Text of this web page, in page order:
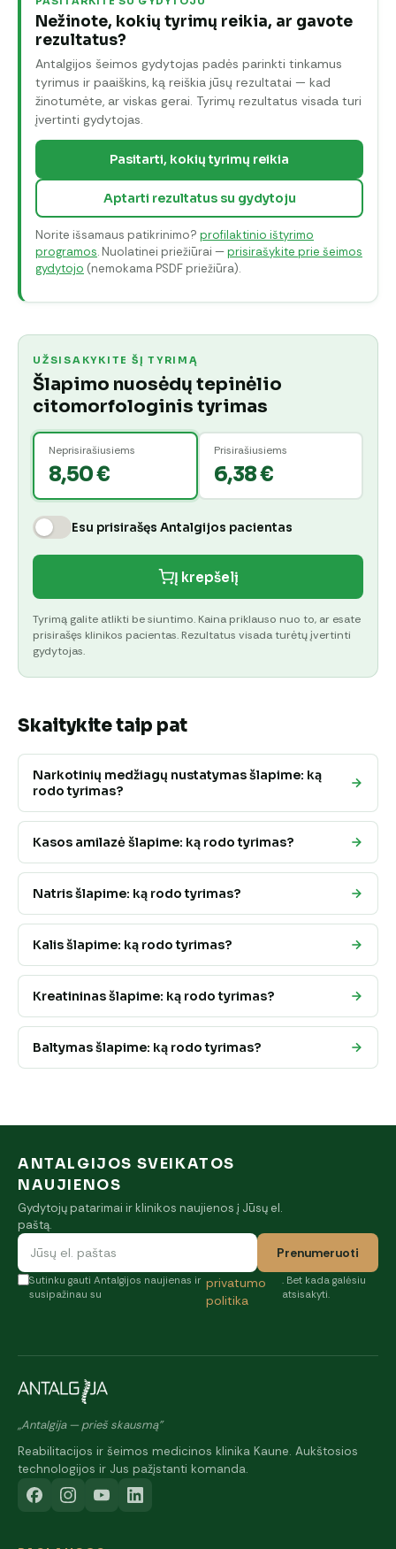
Nežinote, kokių tyrimų reikia, ar gavote
rezultatus?
Antalgijos šeimos gydytojas padės parinkti tinkamus
tyrimus ir paaiškins, ką reiškia jūsų rezultatai — kad
žinotumėte, ar viskas gerai. Tyrimų rezultatus visada turi
įvertinti gydytojas.
Pasitarti, kokių tyrimų reikia
Aptarti rezultatus su gydytoju
Norite išsamaus patikrinimo? profilaktinio ištyrimo
programos. Nuolatinei priežiūrai —prisirašykite prie šeimos
gydytojo (nemokama PSDF priežiūra).
UŽSISAKYKITE ŠĮ TYRIMĄ
Šlapimo nuosėdų tepinėlio
citomorfologinis tyrimas
Neprisirašiusiems
8,50 €
Prisirašiusiems
6,38 €
Esu prisirašęs Antalgijos pacientas
Į krepšelį
Tyrimą galite atlikti be siuntimo. Kaina priklauso nuo to, ar esate
prisirašęs klinikos pacientas. Rezultatus visada turėtų įvertinti
gydytojas.
Skaitykite taip pat
Narkotinių medžiagų nustatymas šlapime: ką
rodo tyrimas?
Kasos amilazė šlapime: ką rodo tyrimas?
Natris šlapime: ką rodo tyrimas?
Kalis šlapime: ką rodo tyrimas?
Kreatininas šlapime: ką rodo tyrimas?
Baltymas šlapime: ką rodo tyrimas?
ANTALGIJOS SVEIKATOS
NAUJIENOS
Gydytojų patarimai ir klinikos naujienos į Jūsų el.
paštą.
Prenumeruoti
Sutinku gauti Antalgijos naujienas ir
susipažinau su
privatumo
politika
. Bet kada galėsiu
atsisakyti.
„Antalgija — prieš skausmą"
Reabilitacijos ir šeimos medicinos klinika Kaune. Aukštosios
technologijos ir Jus pažįstanti komanda.